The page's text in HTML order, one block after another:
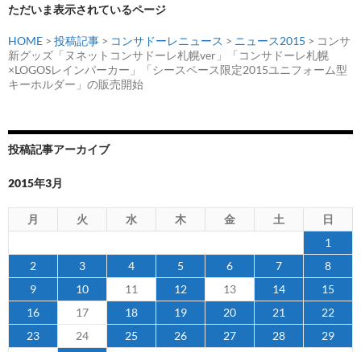
ン
ただいま表示されているページ
HOME > 投稿記事 > コンサドーレニュース > ニュース2015 > コンサ
新グッズ「ヌネットコンサドーレ札幌ver」「コンサドーレ札幌
×LOGOSレインパーカー」「シースペース限定2015ユニフォーム型
キーホルダー」の販売開始
投稿記事アーカイブ
2015年3月
月 火 水 木 金 土
日
1
2
3 4 5 6 7
8
9
10 11 12 13 14
15
16
17 18 19 20 21
22
23
24 25 26 27 28
29